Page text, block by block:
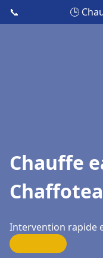
📞 🕒
Chauffe
Intervention rapide